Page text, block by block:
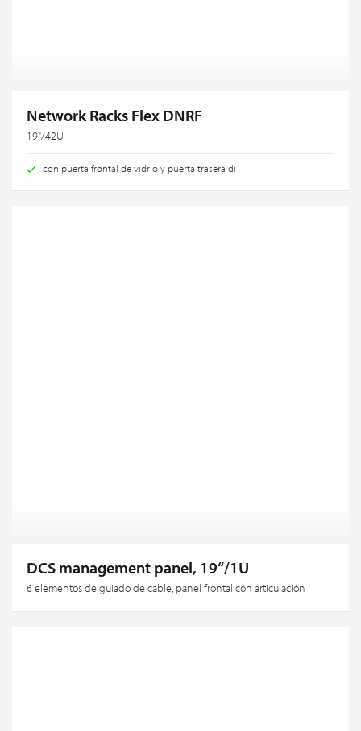
Network Racks Flex DNRF
19"/42U
con puerta frontal de vidrio y puerta trasera di
DCS management panel, 19“/1U
6 elementos de guiado de cable, panel frontal con articulación